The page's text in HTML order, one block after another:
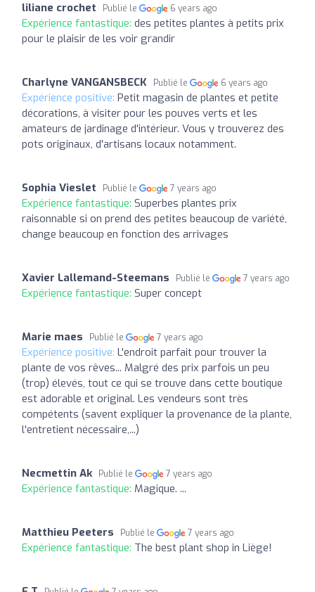
liliane crochet Publié le 6 years ago
Expérience fantastique: des petites plantes à petits prix
pour le plaisir de les voir grandir
Charlyne VANGANSBECK Publié le 6 years ago
Expérience positive: Petit magasin de plantes et petite
décorations, à visiter pour les pouves verts et les
amateurs de jardinage d'intérieur. Vous y trouverez des
pots originaux, d'artisans locaux notamment.
Sophia Vieslet Publié le 7 years ago
Expérience fantastique: Superbes plantes prix
raisonnable si on prend des petites beaucoup de variété,
change beaucoup en fonction des arrivages
Xavier Lallemand-Steemans Publié le 7 years ago
Expérience fantastique: Super concept
Marie maes Publié le 7 years ago
Expérience positive: L'endroit parfait pour trouver la
plante de vos rêves... Malgré des prix parfois un peu
(trop) élevés, tout ce qui se trouve dans cette boutique
est adorable et original. Les vendeurs sont très
compétents (savent expliquer la provenance de la plante,
l'entretient nécessaire,...)
Necmettin Ak Publié le 7 years ago
Expérience fantastique: Magique. ...
Matthieu Peeters Publié le 7 years ago
Expérience fantastique: The best plant shop in Liège!